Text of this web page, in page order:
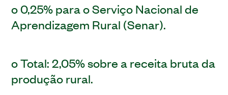
o 0,25% para o Serviço Nacional de
Aprendizagem Rural (Senar).
o Total: 2,05% sobre a receita bruta da
produção rural.